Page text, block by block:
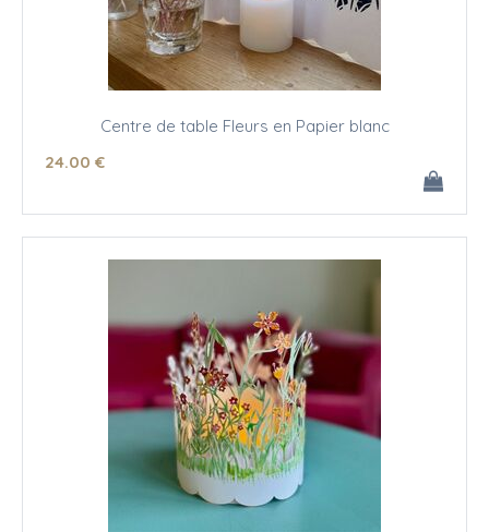
Centre de table Fleurs en Papier blanc
24.00 €